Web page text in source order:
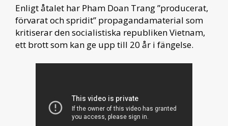
Enligt åtalet har Pham Doan Trang ”producerat,
förvarat och spridit” propagandamaterial som
kritiserar den socialistiska republiken Vietnam,
ett brott som kan ge upp till 20 år i fängelse.